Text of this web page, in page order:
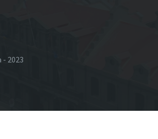
2023